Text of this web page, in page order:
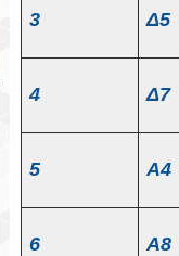
3 Δ5
4 Δ7
5 Α4
6 Α8